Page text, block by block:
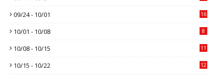
09/24 - 10/01 16
10/01 - 10/08 8
10/08 - 10/15 11
10/15 - 10/22 12